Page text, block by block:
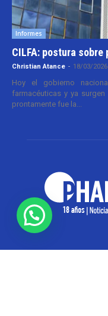
Informes
CILFA: postura sobre
Christian Atance - 18/03/
Hoy el gobierno
farmacéuticas y ya
prontamente fue la...